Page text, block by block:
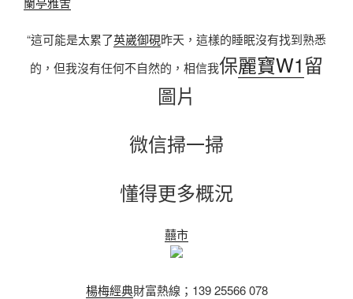
“這可能是太累了英崴御硯昨天，這樣的睡眠沒有找到熟悉
的，但我沒有任何不自然的，相信我保麗寶W1留
圖片
微信掃一掃
懂得更多概況
囍市
楊梅經典財富熱線；139 25566 078